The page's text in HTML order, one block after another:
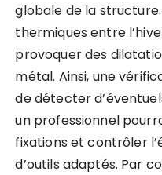
globale de la
thermiques entre
provoquer des
métal. Ainsi, une
de détecter
un professionnel
fixations et contrôler
d’outils adaptés. Par